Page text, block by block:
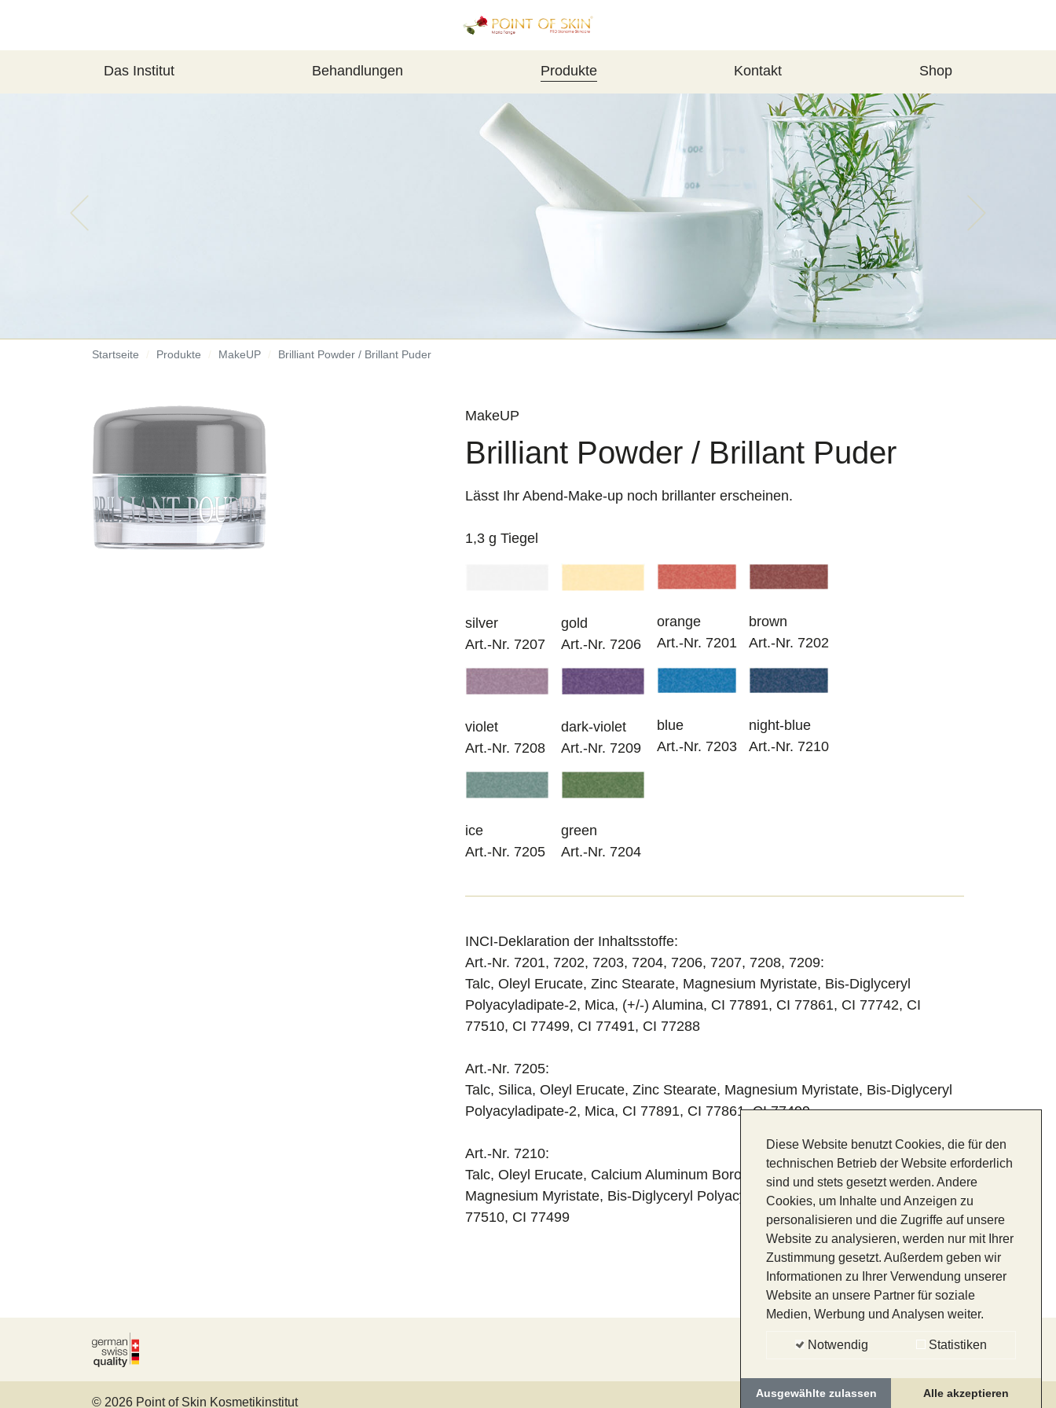
Diese Website benutzt Cookies, die für den
technischen Betrieb der Website erforderlich
sind und stets gesetzt werden. Andere
Cookies, um Inhalte und Anzeigen zu
personalisieren und die Zugriffe auf unsere
Website zu analysieren, werden nur mit Ihrer
Zustimmung gesetzt. Außerdem geben wir
Informationen zu Ihrer Verwendung unserer
Website an unsere Partner für soziale
Medien, Werbung und Analysen weiter.
Notwendig Statistiken
Ausgewählte zulassen Alle akzeptieren
Das Institut Behandlungen Produkte Kontakt Shop
Startseite Produkte MakeUP Brilliant Powder / Brillant Puder
MakeUP
Brilliant Powder / Brillant Puder
Lässt Ihr Abend-Make-up noch brillanter erscheinen.
1,3 g Tiegel
silver
Art.-Nr. 7207
gold
Art.-Nr. 7206
orange
Art.-Nr. 7201
brown
Art.-Nr. 7202
violet
Art.-Nr. 7208
dark-violet
Art.-Nr. 7209
blue
Art.-Nr. 7203
night-blue
Art.-Nr. 7210
ice
Art.-Nr. 7205
green
Art.-Nr. 7204
INCI-Deklaration der Inhaltsstoffe:
Art.-Nr. 7201, 7202, 7203, 7204, 7206, 7207, 7208, 7209:
Talc, Oleyl Erucate, Zinc Stearate, Magnesium Myristate, Bis-Diglyceryl
Polyacyladipate-2, Mica, (+/-) Alumina, CI 77891, CI 77861, CI 77742, CI
77510, CI 77499, CI 77491, CI 77288
Art.-Nr. 7205:
Talc, Silica, Oleyl Erucate, Zinc Stearate, Magnesium Myristate, Bis-Diglyceryl
Polyacyladipate-2, Mica, CI 77891, CI 77861, CI 77499
Art.-Nr. 7210:
Talc, Oleyl Erucate, Calcium Aluminum Borosilicate (and) Silica, Zinc Stearate,
Magnesium Myristate, Bis-Diglyceryl Polyacyladipate-2, Mica, CI 77891, CI
77510, CI 77499
IMPRESSUM DATENSCHUTZ
© 2026 Point of Skin Kosmetikinstitut